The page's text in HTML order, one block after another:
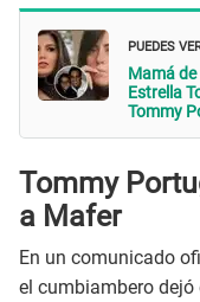
PUEDES
Mamá
Estrella
Tommy
Tommy
a Mafer
En un comunicado
el cumbiambero dejó